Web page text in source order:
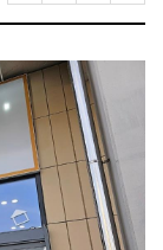
이
U
R
L
복
사
N
공
유
하
기
자
기
크
게
변
경
하
기
자
기